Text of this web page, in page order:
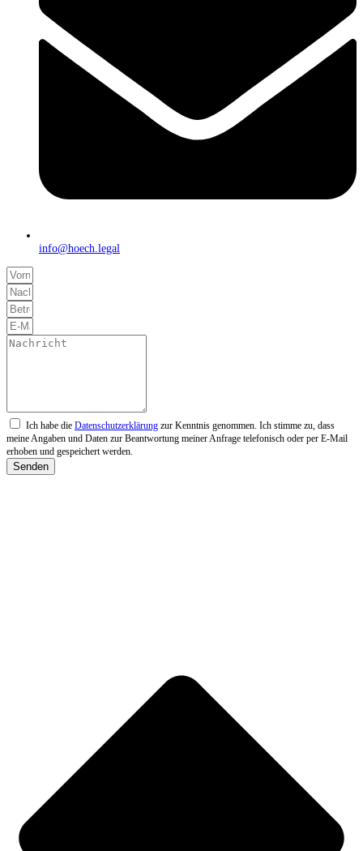
info@hoech.legal
Ich habe die Datenschutzerklärung zur Kenntnis genommen. Ich stimme zu, dass
meine Angaben und Daten zur Beantwortung meiner Anfrage telefonisch oder per E-Mail
erhoben und gespeichert werden.
Senden